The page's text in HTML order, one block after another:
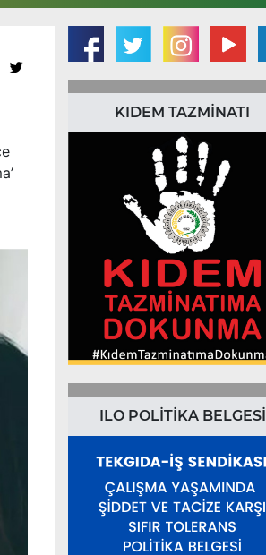
KIDEM TAZMİNATI
ILO POLİTİKA BELGESİ